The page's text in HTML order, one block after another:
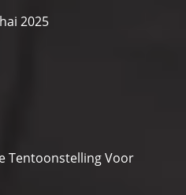
2025
Tentoonstelling Voor